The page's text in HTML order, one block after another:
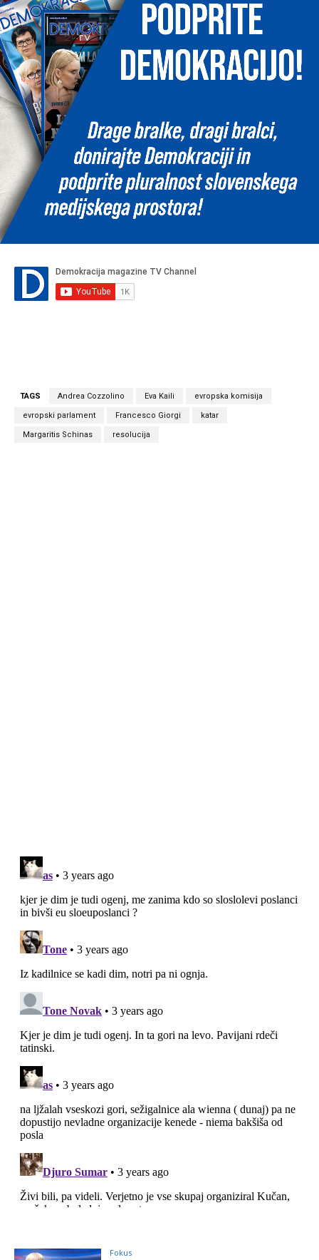
TAGS Andrea Cozzolino Eva Kaili evropska komisija
evropski parlament Francesco Giorgi katar
Margaritis Schinas resolucija
Fokus